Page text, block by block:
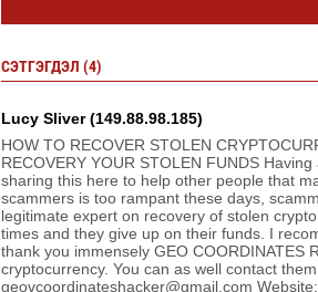
СЭТГЭГДЭЛ (4)
Lucy Sliver (149.88.98.185)
HOW TO RECOVER STOLEN
RECOVERY YOUR STOLEN FUNDS
sharing this here to help other people that
scammers is too rampant these days,
legitimate expert on recovery of stolen
times and they give up on their funds. I
thank you immensely GEO COORDINATES
cryptocurrency. You can as well contact
geovcoordinateshacker@gmail.com